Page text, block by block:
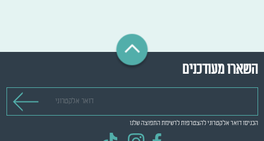
השארו מעודכנים
הכניסו דואר אלקטרוני להצטרפות לרשימת התפוצה שלנו